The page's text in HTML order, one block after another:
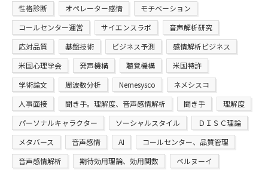
性格診断
オペレーター感情
モチベーション
コールセンター運営
サイエンスラボ
音声解析研究
応対品質
基盤技術 ビジネス予測
感情解析ビジネス
米国心理学会
発声機構 聴覚機構
米国特許
学術論文
周波数分析 Nemesysco
ネメシスコ
人事面接
聞き手。理解度、音声感情解析 聞き手
理解度
パーソナルキャラクター
ソーシャルスタイル
ＤＩＳＣ理論
メタバース
音声感情 AI
コールセンター、品質管理
音声感情解析
期待効用理論、効用関数
ベルヌーイ